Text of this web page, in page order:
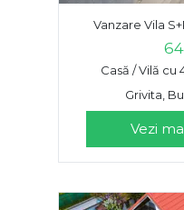
Vanzare Vila
Casă / Vilă
Grivita,
Vezi